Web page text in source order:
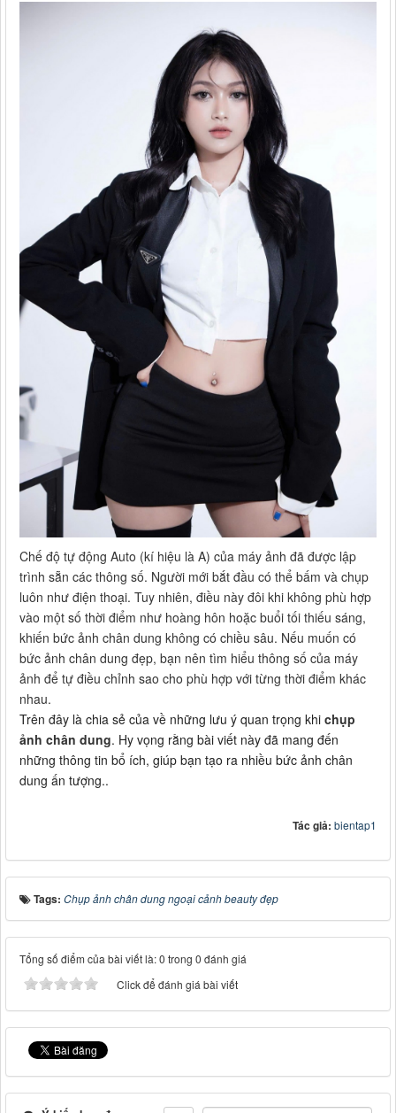
Chế độ tự động Auto (kí hiệu là A) của máy ảnh đã được lập
trình sẵn các thông số. Người mới bắt đầu có thể bấm và chụp
luôn như điện thoại. Tuy nhiên, điều này đôi khi không phù hợp
vào một số thời điểm như hoàng hôn hoặc buổi tối thiếu sáng,
khiến bức ảnh chân dung không có chiều sâu. Nếu muốn có
bức ảnh chân dung đẹp, bạn nên tìm hiểu thông số của máy
ảnh để tự điều chỉnh sao cho phù hợp với từng thời điểm khác
nhau.
Trên đây là chia sẻ của về những lưu ý quan trọng khi chụp
ảnh chân dung. Hy vọng rằng bài viết này đã mang đến
những thông tin bổ ích, giúp bạn tạo ra nhiều bức ảnh chân
dung ấn tượng..
Tác giả: bientap1
Tags: Chụp ảnh chân dung ngoại cảnh beauty đẹp
Tổng số điểm của bài viết là: 0 trong 0 đánh giá
Click để đánh giá bài viết